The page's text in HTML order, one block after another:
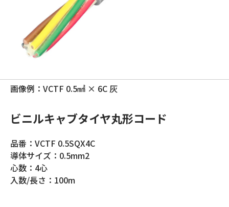
画像例：VCTF 0.5㎟ × 6C 灰
ビニルキャブタイヤ丸形コード
品番：VCTF 0.5SQX4C
導体サイズ：0.5mm2
心数：4心
入数/長さ：100m